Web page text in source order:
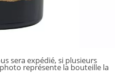
sera expédié, si plusieurs
représente la bouteille la